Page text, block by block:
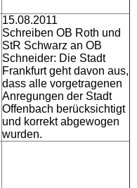
15.08.2011
Schreiben OB Roth und
StR Schwarz an OB
Schneider: Die Stadt
Frankfurt geht davon aus,
dass alle vorgetragenen
Anregungen der Stadt
Offenbach berücksichtigt
und korrekt abgewogen
wurden.